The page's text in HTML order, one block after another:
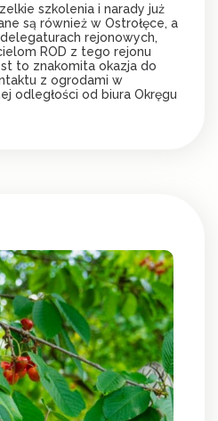
szkolenia i narady już
są również w Ostrołęce, a
rejonowych,
ROD z tego rejonu
to znakomita okazja do
z ogrodami w
odległości od biura Okręgu